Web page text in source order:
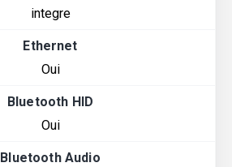
integre
Ethernet
Oui
Bluetooth HID
Oui
Bluetooth Audio